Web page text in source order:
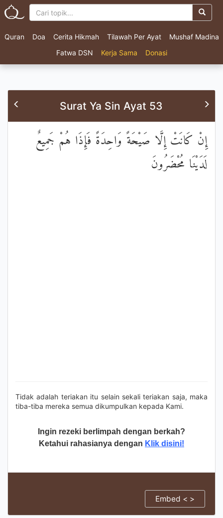
Quran Doa Cerita Hikmah Tilawah Per Ayat
Mushaf Madina
Fatwa DSN
Kerja Sama Donasi
Surat Ya Sin Ayat 53
إِنْ كَانَتْ إِلَّا صَيْحَةً وَاحِدَةً فَإِذَا هُمْ جَمِيعٌ
لَدَيْنَا مُحْضَرُونَ
Tidak adalah teriakan itu selain sekali teriakan saja, maka
tiba-tiba mereka semua dikumpulkan kepada Kami.
Ingin rezeki berlimpah dengan berkah?
Ketahui rahasianya dengan Klik disini!
Embed < >